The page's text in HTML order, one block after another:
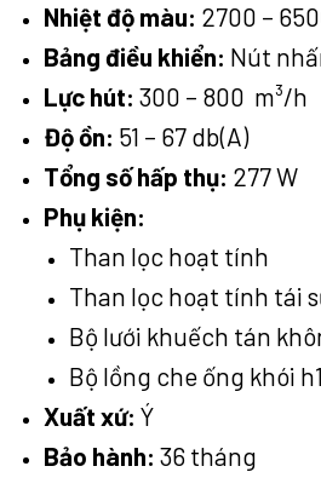
Nhiệt độ màu: 2700 –
Bảng điều khiển: Nút
Lực hút: 300 – 800 m³/h
Độ ồn: 51 – 67 db(A)
Tổng số hấp thụ: 277 W
Phụ kiện:
Than lọc hoạt tính
Than lọc hoạt tính tái
Bộ lưới khuếch tán
Bộ lồng che ống khói
Xuất xứ: Ý
Bảo hành: 36 tháng